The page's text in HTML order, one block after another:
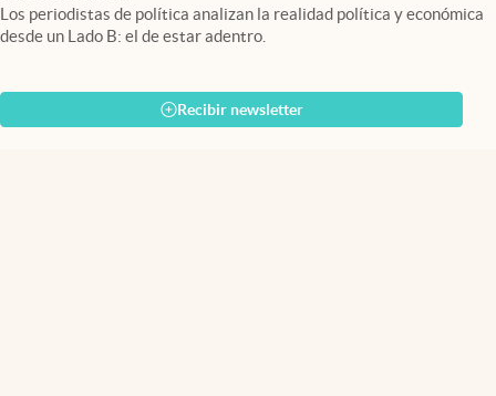
Los periodistas de política analizan la realidad política y económica
desde un Lado B: el de estar adentro.
Recibir newsletter